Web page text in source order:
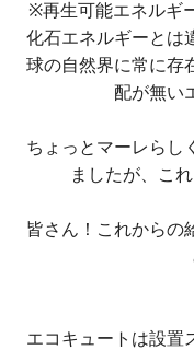
※再生可能エネルギ
化石エネルギーとは
球の自然界に常に存
配が無い
ちょっとマーレらし
ましたが、
こ
皆さん！これからの
エコキュートは設置